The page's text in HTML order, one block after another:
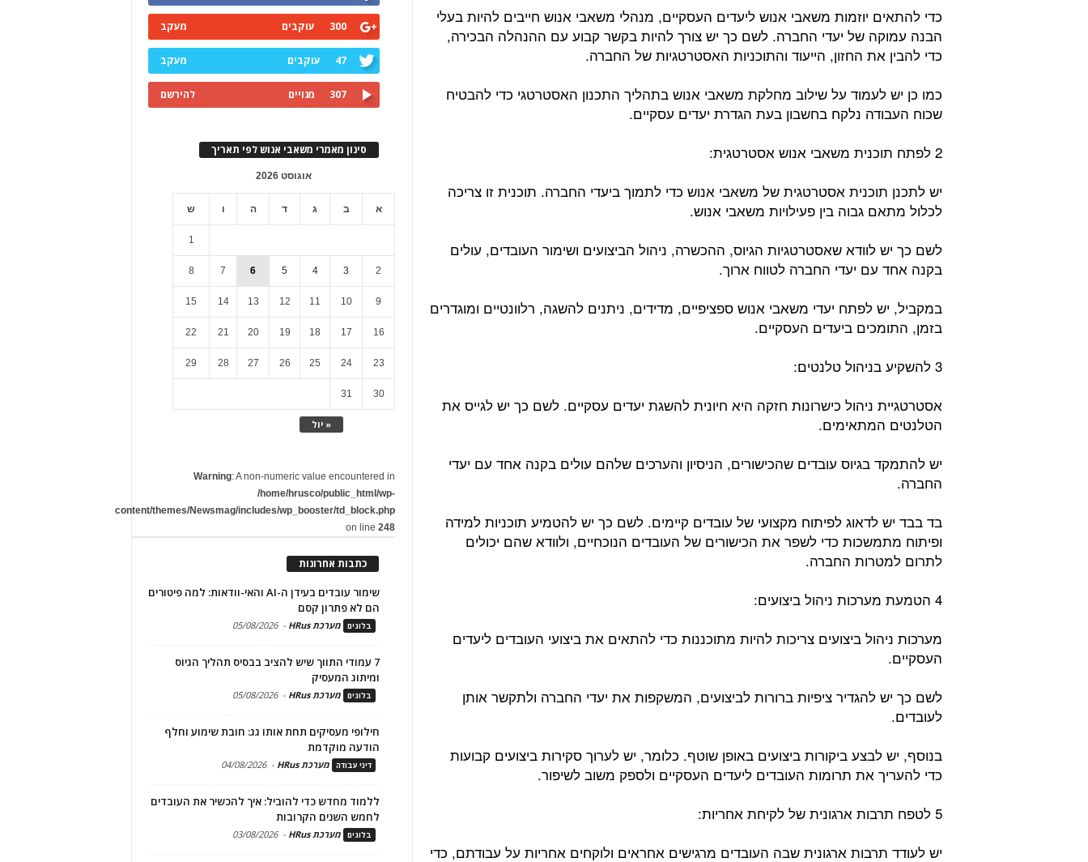
כדי להתאים יוזמות משאבי אנוש ליעדים העסקיים, מנהלי משאבי אנוש חייבים להיות בעלי
הבנה עמוקה של יעדי החברה. לשם כך יש צורך להיות בקשר קבוע עם ההנהלה הבכירה,
כדי להבין את החזון, הייעוד והתוכניות האסטרטגיות של החברה.
כמו כן יש לעמוד על שילוב מחלקת משאבי אנוש בתהליך התכנון האסטרטגי כדי להבטיח
שכוח העבודה נלקח בחשבון בעת ​​הגדרת יעדים עסקיים.
2 לפתח תוכנית משאבי אנוש אסטרטגית:
יש לתכנן תוכנית אסטרטגית של משאבי אנוש כדי לתמוך ביעדי החברה. תוכנית זו צריכה
לכלול מתאם גבוה בין פעילויות משאבי אנוש.
לשם כך יש לוודא שאסטרטגיות הגיוס, ההכשרה, ניהול הביצועים ושימור העובדים, עולים
בקנה אחד עם יעדי החברה לטווח ארוך.
במקביל, יש לפתח יעדי משאבי אנוש ספציפיים, מדידים, ניתנים להשגה, רלוונטיים ומוגדרים
בזמן, התומכים ביעדים העסקיים.
3 להשקיע בניהול טלנטים:
אסטרטגיית ניהול כישרונות חזקה היא חיונית להשגת יעדים עסקיים. לשם כך יש לגייס את
הטלנטים המתאימים.
יש להתמקד בגיוס עובדים שהכישורים, הניסיון והערכים שלהם עולים בקנה אחד עם יעדי
החברה.
בד בבד יש לדאוג לפיתוח מקצועי של עובדים קיימים. לשם כך יש להטמיע תוכניות למידה
ופיתוח מתמשכות כדי לשפר את הכישורים של העובדים הנוכחיים, ולוודא שהם יכולים
לתרום למטרות החברה.
4 הטמעת מערכות ניהול ביצועים:
מערכות ניהול ביצועים צריכות להיות מתוכננות כדי להתאים את ביצועי העובדים ליעדים
העסקיים.
לשם כך יש להגדיר ציפיות ברורות לביצועים, המשקפות את יעדי החברה ולתקשר אותן
לעובדים.
בנוסף, יש לבצע ביקורות ביצועים באופן שוטף. כלומר, יש לערוך סקירות ביצועים קבועות
כדי להעריך את תרומות העובדים ליעדים העסקיים ולספק משוב לשיפור.
5 לטפח תרבות ארגונית של לקיחת אחריות:
יש לעודד תרבות ארגונית שבה העובדים מרגישים אחראים ולוקחים אחריות על עבודתם, כדי
300 עוקבים מעקב
47 עוקבים מעקב
307 מנויים להירשם
סינון מאמרי משאבי אנוש לפי תאריך
אוגוסט 2026
א ב ג ד ה ו ש
« יול
1
2
3
4
5
6
7
8
9
10
11
12
13
14
15
16
17
18
19
20
21
22
23
24
25
26
27
28
29
30
31
Warning: A non-numeric value encountered in
/home/hrusco/public_html/wp-
content/themes/Newsmag/includes/wp_booster/td_block.php
on line248
כתבות אחרונות
שימור עובדים בעידן ה-AI והאי-וודאות: למה פיטורים
הם לא פתרון קסם
בלוגים מערכת HRus -
05/08/2026
7 עמודי התווך שיש להציב בבסיס תהליך הגיוס
ומיתוג המעסיק
בלוגים מערכת HRus -
05/08/2026
חילופי מעסיקים תחת אותו גג: חובת שימוע וחלף
הודעה מוקדמת
דיני עבודה מערכת HRus -
04/08/2026
ללמוד מחדש כדי להוביל: איך להכשיר את העובדים
לחמש השנים הקרובות
בלוגים מערכת HRus -
03/08/2026